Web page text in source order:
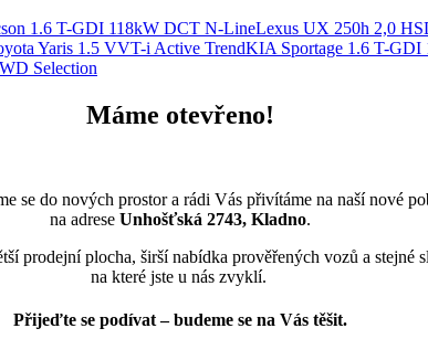
1.6 T-GDI 118kW DCT N-LineLexus UX 250h 2,0
Yaris 1.5 VVT-i Active TrendKIA Sportage 1.6 T-
Selection
Máme otevřeno!
se do nových prostor a rádi Vás přivítáme na naší nové
na adrese Unhošťská 2743, Kladno.
prodejní plocha, širší nabídka prověřených vozů a stejné
na které jste u nás zvyklí.
Přijeďte se podívat – budeme se na Vás těšit.